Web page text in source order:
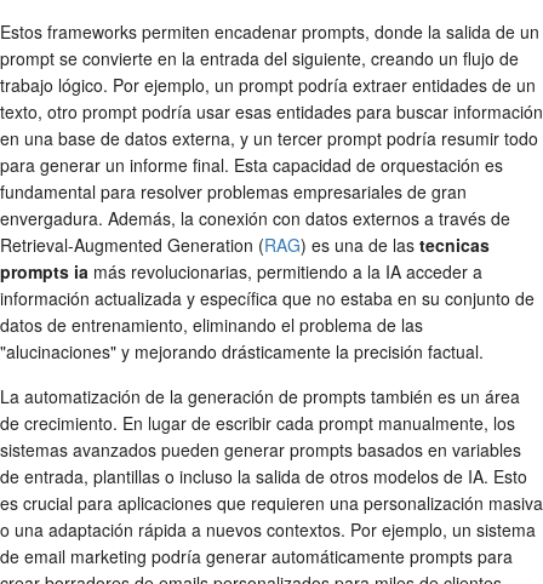
Estos frameworks permiten encadenar prompts, donde la salida de un
prompt se convierte en la entrada del siguiente, creando un flujo de
trabajo lógico. Por ejemplo, un prompt podría extraer entidades de un
texto, otro prompt podría usar esas entidades para buscar información
en una base de datos externa, y un tercer prompt podría resumir todo
para generar un informe final. Esta capacidad de orquestación es
fundamental para resolver problemas empresariales de gran
envergadura. Además, la conexión con datos externos a través de
Retrieval-Augmented Generation (RAG) es una de las tecnicas
prompts ia más revolucionarias, permitiendo a la IA acceder a
información actualizada y específica que no estaba en su conjunto de
datos de entrenamiento, eliminando el problema de las
"alucinaciones" y mejorando drásticamente la precisión factual.
La automatización de la generación de prompts también es un área
de crecimiento. En lugar de escribir cada prompt manualmente, los
sistemas avanzados pueden generar prompts basados en variables
de entrada, plantillas o incluso la salida de otros modelos de IA. Esto
es crucial para aplicaciones que requieren una personalización masiva
o una adaptación rápida a nuevos contextos. Por ejemplo, un sistema
de email marketing podría generar automáticamente prompts para